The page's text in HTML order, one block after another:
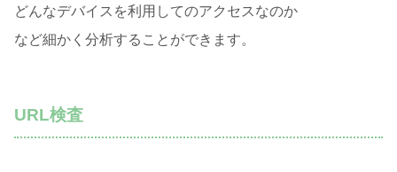
どんなデバイスを利用してのアクセスなのか
など細かく分析することができます。
URL検査